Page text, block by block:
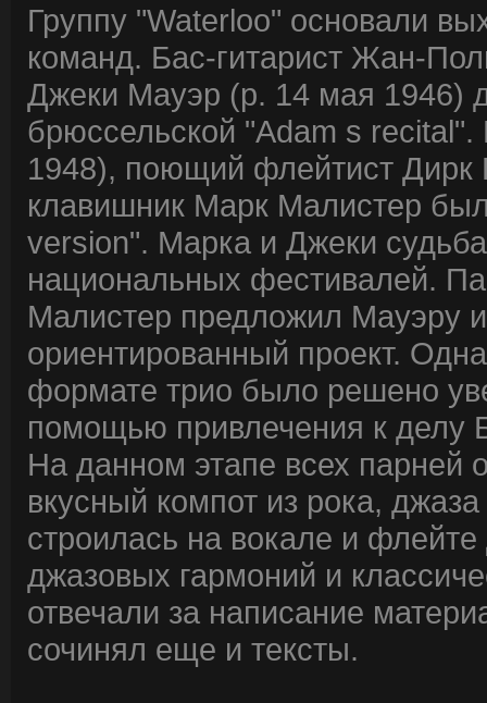
Группу "Waterloo" основали
команд. Бас-гитарист Жан-
Джеки Мауэр (р. 14 мая 1946)
брюссельской "Adam s recital".
1948), поющий флейтист Дирк
клавишник Марк Малистер
version". Марка и Джеки
национальных фестивалей.
Малистер предложил Мауэру
ориентированный проект.
формате трио было решено
помощью привлечения к делу
На данном этапе всех парней
вкусный компот из рока,
строилась на вокале и
джазовых гармоний и
отвечали за написание
сочинял еще и тексты.